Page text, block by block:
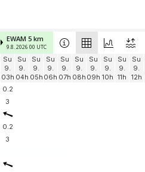
EWAM 5 km
9.8. 2026 00 UTC
Su
9.
03h
Su
9.
04h
Su
9.
05h
Su
9.
06h
Su
9.
07h
Su
9.
08h
Su
9.
09h
Su
9.
10h
Su
9.
11h
Su
9.
12h
0.2
3
0.2
3